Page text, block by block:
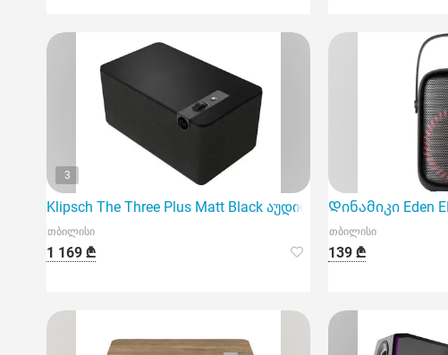
3
Klipsch The Three Plus Matt Black აუდიო სისტემა
თბილისი
1 169 ₾
Დინამიკი Eden
თბილისი
139 ₾